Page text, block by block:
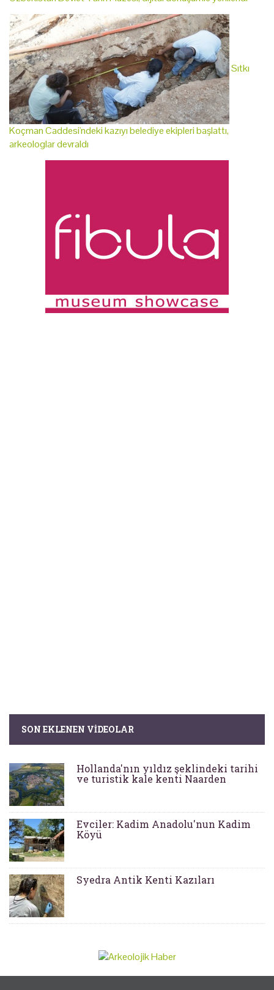
Sıtkı
Koçman Caddesi'ndeki kazıyı belediye ekipleri başlattı,
arkeologlar devraldı
SON EKLENEN VIDEOLAR
Hollanda'nın yıldız şeklindeki tarihi
ve turistik kale kenti Naarden
Evciler: Kadim Anadolu'nun Kadim
Köyü
Syedra Antik Kenti Kazıları